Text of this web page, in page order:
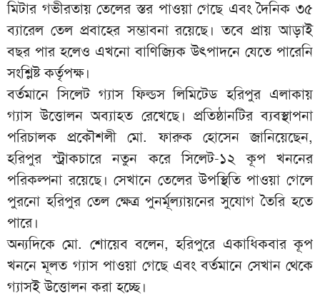
মিটার গভীরতায় তেলের স্তর পাওয়া গেছে এবং দৈনিক ৩৫
ব্যারেল তেল প্রবাহের সম্ভাবনা রয়েছে। তবে প্রায় আড়াই
বছর পার হলেও এখনো বাণিজ্যিক উৎপাদনে যেতে পারেনি
সংশ্লিষ্ট কর্তৃপক্ষ।
বর্তমানে সিলেট গ্যাস ফিল্ডস লিমিটেড হরিপুর এলাকায়
গ্যাস উত্তোলন অব্যাহত রেখেছে। প্রতিষ্ঠানটির ব্যবস্থাপনা
পরিচালক প্রকৌশলী মো. ফারুক হোসেন জানিয়েছেন,
হরিপুর স্ট্রাকচারে নতুন করে সিলেট-১২ কূপ খননের
পরিকল্পনা রয়েছে। সেখানে তেলের উপস্থিতি পাওয়া গেলে
পুরনো হরিপুর তেল ক্ষেত্র পুনর্মূল্যায়নের সুযোগ তৈরি হতে
পারে।
অন্যদিকে মো. শোয়েব বলেন, হরিপুরে একাধিকবার কূপ
খননে মূলত গ্যাস পাওয়া গেছে এবং বর্তমানে সেখান থেকে
গ্যাসই উত্তোলন করা হচ্ছে।